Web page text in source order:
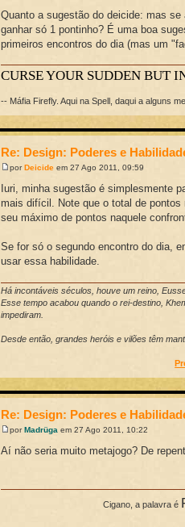
Quanto a sugestão do deicide: mas
ganhar só 1 pontinho? É uma boa
primeiros encontros do dia (mas um
CURSE YOUR SUDDEN BUT
-- Máfia Firefly. Aqui na Spell, daqui a alguns
Re: Design: Poderes e
porDeicide em 27 Ago 2011, 09:59
Iuri, minha sugestão é simplesmente
mais difícil. Note que o total de
seu máximo de pontos naquele
Se for só o segundo encontro do dia,
usar essa habilidade.
Há incontáveis séculos, houve um reino,
Esse tempo acabou quando o rei-destino,
impediram.
Desde então, grandes heróis e vilões têm
Re: Design: Poderes e
porMadrüga em 27 Ago 2011, 10:22
Aí não seria muito metajogo? De
Cigano, a palavra é